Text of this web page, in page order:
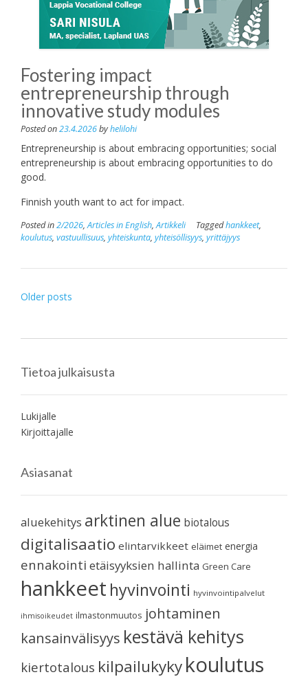
Fostering impact
entrepreneurship through
innovative study modules
Posted on23.4.2026byhelilohi
Entrepreneurship is about embracing opportunities; social
entrepreneurship is about embracing opportunities to do
good.
Finnish youth want to act for impact.
Posted in2/2026,Articles in English,Artikkeli Taggedhankkeet,
koulutus, vastuullisuus, yhteiskunta, yhteisöllisyys, yrittäjyys
Posts
Older posts
Tietoa julkaisusta
Lukijalle
Kirjoittajalle
Asiasanat
aluekehitys arktinen alue biotalous
digitalisaatio elintarvikkeet eläimet energia
ennakointi etäisyyksien hallinta Green Care
hankkeet hyvinvointi hyvinvointipalvelut
ihmisoikeudet ilmastonmuutos johtaminen
kansainvälisyys kestävä kehitys
kiertotalous kilpailukykykoulutus